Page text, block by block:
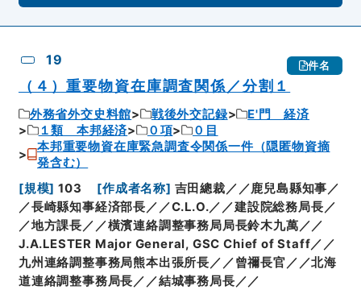
19 件名
（４）重要物資在庫調査関係／分割１
外務省外交史料館 戦後外交記録
E'門 経済
１類 本邦経済
０項
０目
本邦重要物資在庫緊急調査令関係一件（隠匿物資摘
発含む）
[規模] 103 [作成者名称] 吉田總裁／／鹿兒島縣知事／
／長崎縣知事経済部長／／C.L.O.／／建設院総務局長／
／地方課長／／橫濱連絡調整事務局局長鈴木九萬／／
J.A.LESTER Major General, GSC Chief of Staff／／
九州連絡調整事務局熊本出張所長／／曾禰長官／／北海
道連絡調整事務局長／／結城事務局長／／